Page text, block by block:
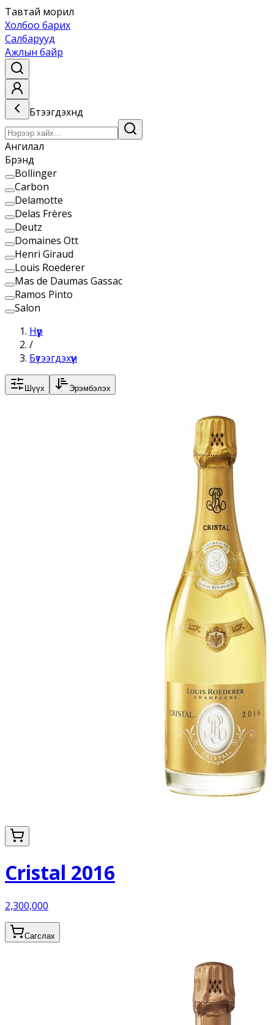
Тавтай морил
Холбоо барих
Салбарууд
Ажлын байр
Бүтээгдэхүүнүүд
Ангилал
Брэнд
Bollinger
Carbon
Delamotte
Delas Frères
Deutz
Domaines Ott
Henri Giraud
Louis Roederer
Mas de Daumas Gassac
Ramos Pinto
Salon
Нүүр
/
Бүтээгдэхүүн
Шүүх Эрэмбэлэх
Cristal 2016
2,300,000
Сагслах